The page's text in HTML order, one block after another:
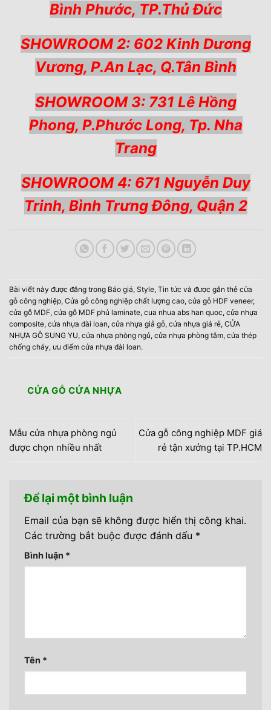
Bình Phước, TP.Thủ Đức
SHOWROOM 2: 602 Kinh Dương
Vương, P.An Lạc, Q.Tân Bình
SHOWROOM 3: 731 Lê Hồng
Phong, P.Phước Long, Tp. Nha
Trang
SHOWROOM 4: 671 Nguyễn Duy
Trinh, Bình Trưng Đông, Quận 2
Bài viết này được đăng trong Báo giá, Style, Tin tức và được gắn thẻ cửa
gỗ công nghiệp, Cửa gỗ công nghiệp chất lượng cao, cửa gỗ HDF veneer,
cửa gỗ MDF, cửa gỗ MDF phủ laminate, cua nhua abs han quoc, cửa nhựa
composite, cửa nhựa đài loan, cửa nhựa giả gỗ, cửa nhựa giá rẻ, CỬA
NHỰA GỖ SUNG YU, cửa nhựa phòng ngủ, cửa nhựa phòng tắm, cửa thép
chống cháy, ưu điểm cửa nhựa đài loan.
CỬA GỖ CỬA NHỰA
Mẫu cửa nhựa phòng ngủ
được chọn nhiều nhất
Cửa gỗ công nghiệp MDF giá
rẻ tận xưởng tại TP.HCM
Để lại một bình luận
Email của bạn sẽ không được hiển thị công khai.
Các trường bắt buộc được đánh dấu *
Bình luận *
Tên *